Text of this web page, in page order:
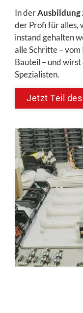
In derAusbildung
der Profi für alles,
instand gehalten
alle Schritte –
Bauteil – und
Spezialisten.
Jetzt Teil